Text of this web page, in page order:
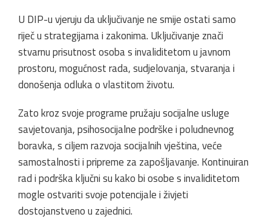
U DIP-u vjeruju da uključivanje ne smije ostati samo
riječ u strategijama i zakonima. Uključivanje znači
stvarnu prisutnost osoba s invaliditetom u javnom
prostoru, mogućnost rada, sudjelovanja, stvaranja i
donošenja odluka o vlastitom životu.
Zato kroz svoje programe pružaju socijalne usluge
savjetovanja, psihosocijalne podrške i poludnevnog
boravka, s ciljem razvoja socijalnih vještina, veće
samostalnosti i pripreme za zapošljavanje. Kontinuiran
rad i podrška ključni su kako bi osobe s invaliditetom
mogle ostvariti svoje potencijale i živjeti
dostojanstveno u zajednici.